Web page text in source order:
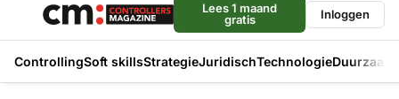
Lees 1 maand
gratis
Inloggen
ControllingSoft skillsStrategieJuridischTechnologie